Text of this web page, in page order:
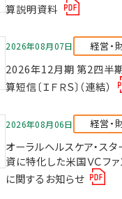
算説明資料
2026年08月07日 経営・
2026年12月期 第2四半期
算短信〔ＩＦＲＳ〕（連結）
2026年08月06日 経営・
オーラルヘルスケア・スタ
資に特化した米国ＶＣフ
に関するお知らせ